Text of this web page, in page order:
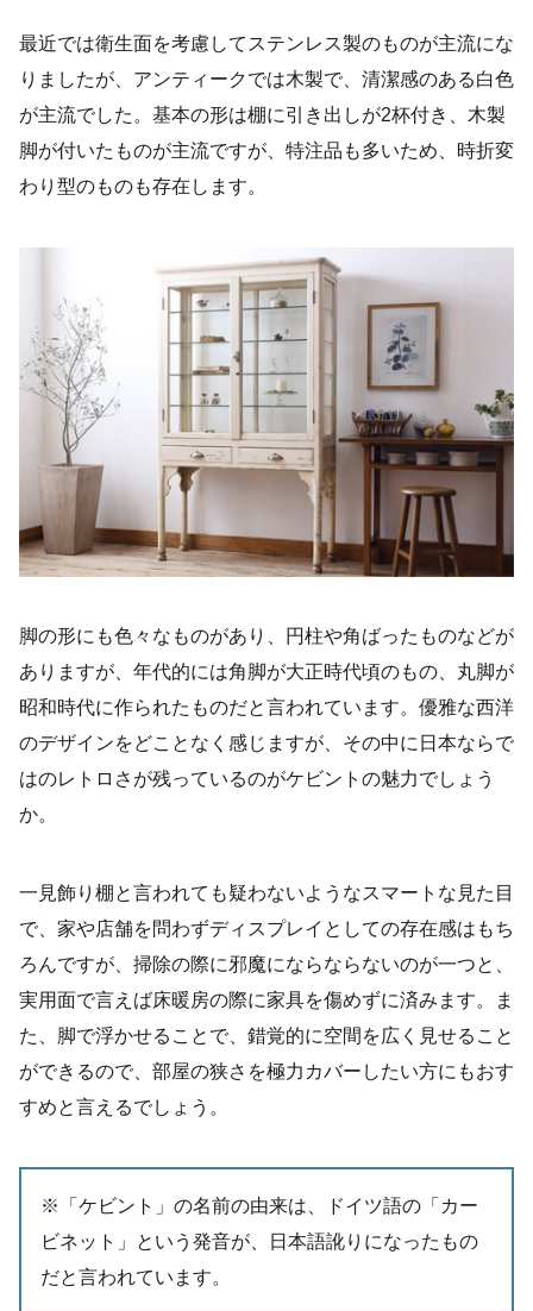
最近では衛生面を考慮してステンレス製のものが主流にな
りましたが、アンティークでは木製で、清潔感のある白色
が主流でした。基本の形は棚に引き出しが2杯付き、木製
脚が付いたものが主流ですが、特注品も多いため、時折変
わり型のものも存在します。
脚の形にも色々なものがあり、円柱や角ばったものなどが
ありますが、年代的には角脚が大正時代頃のもの、丸脚が
昭和時代に作られたものだと言われています。優雅な西洋
のデザインをどことなく感じますが、その中に日本ならで
はのレトロさが残っているのがケビントの魅力でしょう
か。
一見飾り棚と言われても疑わないようなスマートな見た目
で、家や店舗を問わずディスプレイとしての存在感はもち
ろんですが、掃除の際に邪魔にならならないのが一つと、
実用面で言えば床暖房の際に家具を傷めずに済みます。ま
た、脚で浮かせることで、錯覚的に空間を広く見せること
ができるので、部屋の狭さを極力カバーしたい方にもおす
すめと言えるでしょう。
※「ケビント」の名前の由来は、ドイツ語の「カー
ビネット」という発音が、日本語訛りになったもの
だと言われています。